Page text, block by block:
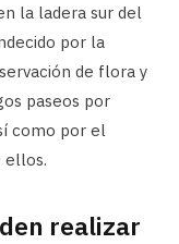
la ladera sur del
por la
de flora y
paseos por
como por el
ellos.
realizar